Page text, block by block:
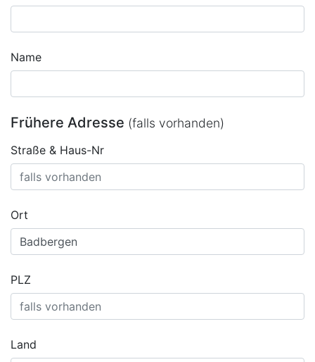
Name
Frühere Adresse (falls vorhanden)
Straße & Haus-Nr
Ort
PLZ
Land